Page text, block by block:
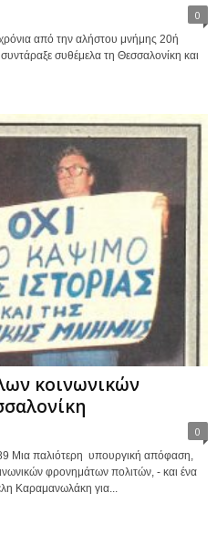
0
από την αλήστου μνήμης 20ή
συθέμελα τη Θεσσαλονίκη και
κοινωνικών
0
Μια παλιότερη υπουργική απόφαση,
φρονημάτων πολιτών, - και ένα
Καραμανωλάκη για...